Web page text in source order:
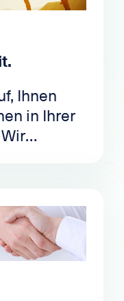
Ihnen
in Ihrer
Angebote
Marktes
möglich,